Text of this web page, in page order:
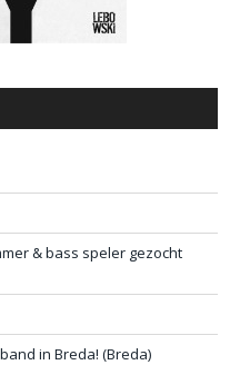
& bass speler gezocht
in Breda! (Breda)